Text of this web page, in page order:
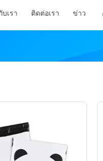
บเรา ติดต่อเรา ข่าว